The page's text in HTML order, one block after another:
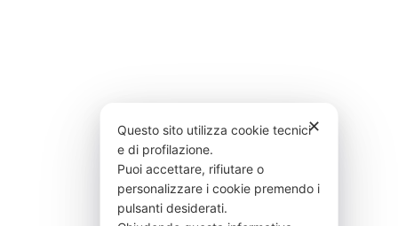
✕
Questo sito utilizza cookie tecnici
e di profilazione.
Puoi accettare, rifiutare o
personalizzare i cookie premendo i
pulsanti desiderati.